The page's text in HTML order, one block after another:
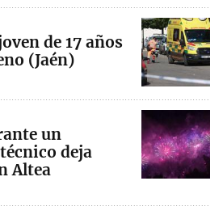
de 17 años
(Jaén)
un
deja
Altea